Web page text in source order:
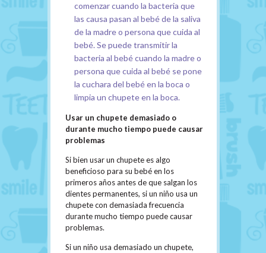
comenzar cuando la bacteria que
las causa pasan al bebé de la saliva
de la madre o persona que cuida al
bebé. Se puede transmitir la
bacteria al bebé cuando la madre o
persona que cuida al bebé se pone
la cuchara del bebé en la boca o
limpia un chupete en la boca.
Usar un chupete demasiado o
durante mucho tiempo puede causar
problemas
Si bien usar un chupete es algo
beneficioso para su bebé en los
primeros años antes de que salgan los
dientes permanentes, si un niño usa un
chupete con demasiada frecuencia
durante mucho tiempo puede causar
problemas.
Si un niño usa demasiado un chupete,